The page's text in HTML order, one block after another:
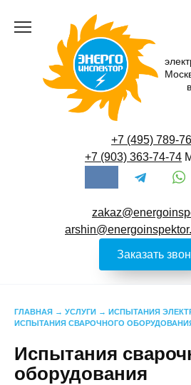
содержанию
+7 (495) 789-
+7 (903) 363-74-74
Заказать
ГЛАВНАЯ → УСЛУГИ → ИСПЫТАНИЯ
ИСПЫТАНИЯ СВАРОЧНОГО
Испытания
оборудования